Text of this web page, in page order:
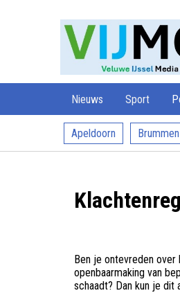
Nieuws Sport
Apeldoorn
Brummen
Ben je ontevreden over
openbaarmaking van
schaadt? Dan kun je dit